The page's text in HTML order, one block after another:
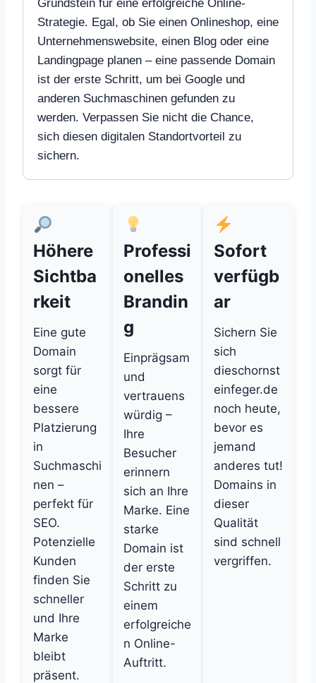
Grundstein für eine erfolgreiche Online-
Strategie. Egal, ob Sie einen Onlineshop, eine
Unternehmenswebsite, einen Blog oder eine
Landingpage planen – eine passende Domain
ist der erste Schritt, um bei Google und
anderen Suchmaschinen gefunden zu
werden. Verpassen Sie nicht die Chance,
sich diesen digitalen Standortvorteil zu
sichern.
Höhere
Sichtba
rkeit
Eine gute
Domain
sorgt für
eine
bessere
Platzierung
in
Suchmaschi
nen –
perfekt für
SEO.
Potenzielle
Kunden
finden Sie
schneller
und Ihre
Marke
bleibt
präsent.
Professi
onelles
Brandin
g
Einprägsam
und
vertrauens
würdig –
Ihre
Besucher
erinnern
sich an Ihre
Marke. Eine
starke
Domain ist
der erste
Schritt zu
einem
erfolgreiche
n Online-
Auftritt.
Sofort
verfügb
ar
Sichern Sie
sich
dieschornst
einfeger.de
noch heute,
bevor es
jemand
anderes tut!
Domains in
dieser
Qualität
sind schnell
vergriffen.